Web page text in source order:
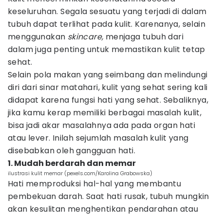
keseluruhan. Segala sesuatu yang terjadi di dalam
tubuh dapat terlihat pada kulit. Karenanya, selain
menggunakan skincare, menjaga tubuh dari
dalam juga penting untuk memastikan kulit tetap
sehat.
Selain pola makan yang seimbang dan melindungi
diri dari sinar matahari, kulit yang sehat sering kali
didapat karena fungsi hati yang sehat. Sebaliknya,
jika kamu kerap memiliki berbagai masalah kulit,
bisa jadi akar masalahnya ada pada organ hati
atau lever. Inilah sejumlah masalah kulit yang
disebabkan oleh gangguan hati.
1. Mudah berdarah dan memar
ilustrasi kulit memar (pexels.com/Karolina Grabowska)
Hati memproduksi hal-hal yang membantu
pembekuan darah. Saat hati rusak, tubuh mungkin
akan kesulitan menghentikan pendarahan atau